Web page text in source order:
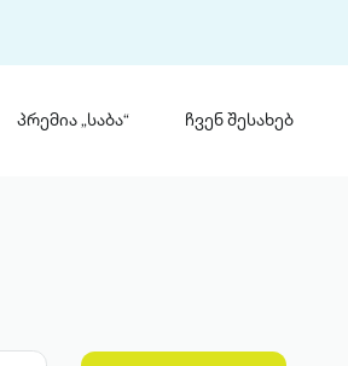
პრემია „საბა“ ჩვენ შესახებ